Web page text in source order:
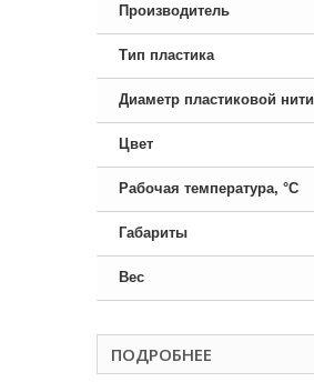
Производитель
Тип пластика
Диаметр пластиковой нити
Цвет
Рабочая температура, °C
Габариты
Вес
ПОДРОБНЕЕ